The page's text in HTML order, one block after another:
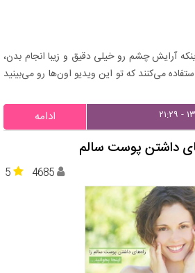
آرایش چشم رو خیلی دقیق و زیبا انجام بدن،
می‌کنند که تو این ویدیو اون‌ها رو می‌بینید
ادامه
داشتن پوست سالم
5 4685